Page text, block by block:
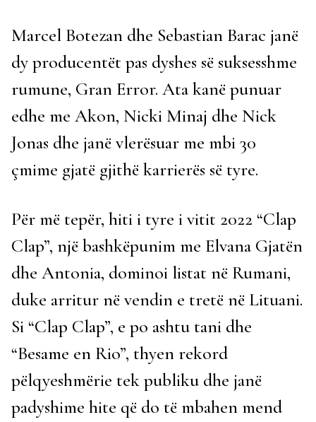
Marcel Botezan dhe Sebastian Barac janë
dy producentët pas dyshes së suksesshme
rumune, Gran Error. Ata kanë punuar
edhe me Akon, Nicki Minaj dhe Nick
Jonas dhe janë vlerësuar me mbi 30
çmime gjatë gjithë karrierës së tyre.
Për më tepër, hiti i tyre i vitit 2022 “Clap
Clap”, një bashkëpunim me Elvana Gjatën
dhe Antonia, dominoi listat në Rumani,
duke arritur në vendin e tretë në Lituani.
Si “Clap Clap”, e po ashtu tani dhe
“Besame en Rio”, thyen rekord
pëlqyeshmërie tek publiku dhe janë
padyshime hite që do të mbahen mend